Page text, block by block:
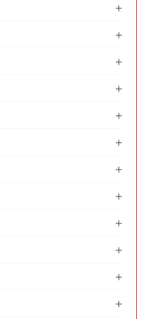











